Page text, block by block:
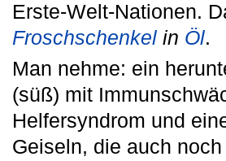
Erste-Welt-Nationen.
Froschschenkel in Öl.
Man nehme: ein
(süß) mit
Helfersyndrom und
Geiseln, die auch